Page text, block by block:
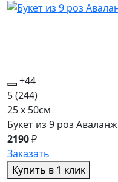
+44
5(244)
25 x 50см
Букет из 9 роз Аваланж
2190₽
Заказать
Купить в 1 клик